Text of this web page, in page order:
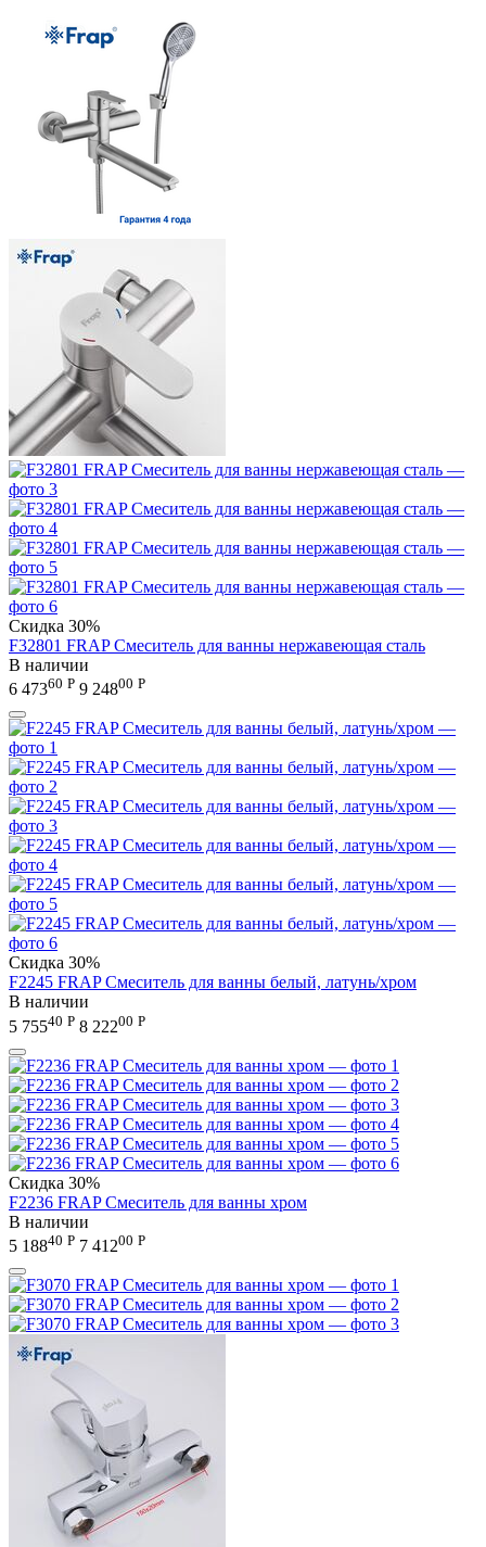
Скидка 30%
F32801 FRAP Смеситель для ванны нержавеющая сталь
В наличии
6 47360 Р 9 24800 Р
Скидка 30%
F2245 FRAP Смеситель для ванны белый, латунь/хром
В наличии
5 75540 Р 8 22200 Р
Скидка 30%
F2236 FRAP Смеситель для ванны хром
В наличии
5 18840 Р 7 41200 Р